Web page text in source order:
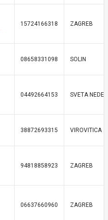
15724166318 ZAGREB
08658331098 SOLIN
04492664153 SVETA
38872693315 VIROVITICA
94818858923 ZAGREB
06637660960 ZAGREB